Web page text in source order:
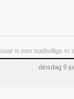
in een oudbollige
dinsdag 9